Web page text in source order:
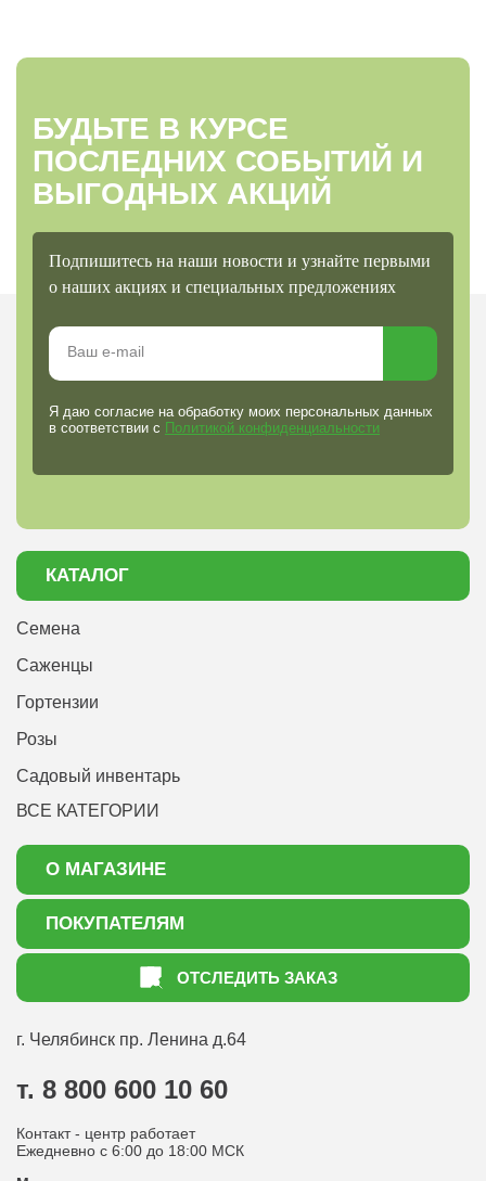
БУДЬТЕ В КУРСЕ
ПОСЛЕДНИХ СОБЫТИЙ И
ВЫГОДНЫХ АКЦИЙ
Подпишитесь на наши новости и узнайте первыми
о наших акциях и специальных предложениях
Я даю согласие на обработку моих персональных данных
в соответствии с Политикой конфиденциальности
КАТАЛОГ
Семена
Саженцы
Гортензии
Розы
Садовый инвентарь
ВСЕ КАТЕГОРИИ
О МАГАЗИНЕ
О нас
Акции
ПОКУПАТЕЛЯМ
Как оформить заказ
Статьи садоводу
Оптовым покупателям
Политика конфиденциальности
ОТСЛЕДИТЬ ЗАКАЗ
г. Челябинск пр. Ленина д.64
т. 8 800 600 10 60
Контакт - центр работает
Ежедневно с 6:00 до 18:00 МСК